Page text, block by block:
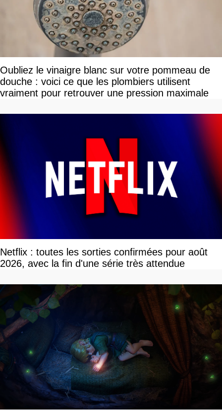
Oubliez le vinaigre blanc sur votre pommeau de
douche : voici ce que les plombiers utilisent
vraiment pour retrouver une pression maximale
Netflix : toutes les sorties confirmées pour août
2026, avec la fin d'une série très attendue